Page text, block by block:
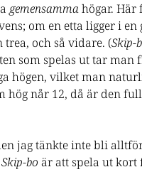
gemensammahögar. Här
om en etta ligger i en
trea, och så vidare. (Skip-
som spelas ut tar man
högen, vilket man
hög når 12, då är den
jag tänkte inte bli
Skip-bo är att spela ut